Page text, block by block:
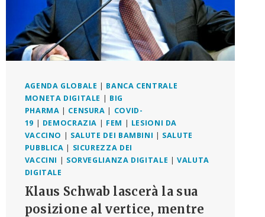
AGENDA GLOBALE | BANCA CENTRALE
MONETA DIGITALE | BIG
PHARMA | CENSURA | COVID-
19 | DEMOCRAZIA | FEM | LESIONI DA
VACCINO | SALUTE DEI BAMBINI | SALUTE
PUBBLICA | SICUREZZA DEI
VACCINI | SORVEGLIANZA DIGITALE |VALUTA
DIGITALE
Klaus Schwab lascerà la sua
posizione al vertice, mentre